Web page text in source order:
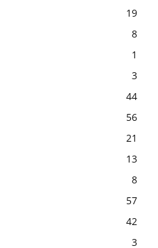
19
8
1
3
44
56
21
13
8
57
42
3